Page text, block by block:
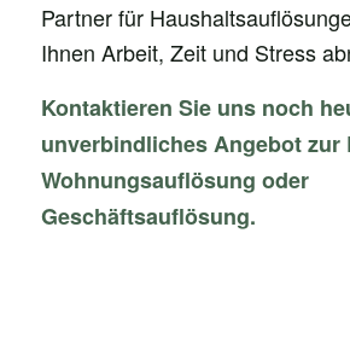
Partner für
Ihnen Arbeit, Zeit und Stress
Kontaktieren Sie uns noch
unverbindliches Angebot zur
Wohnungsauflösung oder
Geschäftsauflösung.